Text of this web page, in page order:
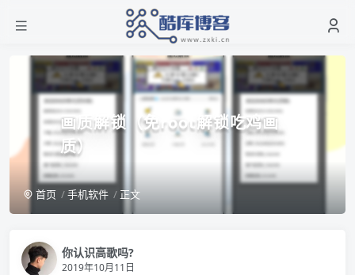
画质解锁（免root解锁吃鸡画
质）
首页 手机软件 正文
你认识高歌吗?
2019年10月11日